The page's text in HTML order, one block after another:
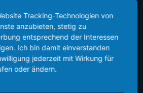
Tracking-Technologien von
anzubieten, stetig zu
entsprechend der Interessen
Ich bin damit einverstanden
jederzeit mit Wirkung für
oder ändern.